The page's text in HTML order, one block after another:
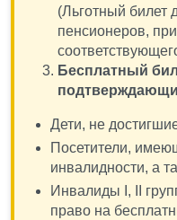
(Арман-Кая) в
пешеходная тропа),
около 500м, 45 мин.),
◈ Отправление в г.
туристов
которых
⚔️ Примечание:
(Льготный билет
пенсионеров,
Бесплатный
Дети, не
Посетители,
инвалидности, а
Инвалиды I, II
право на